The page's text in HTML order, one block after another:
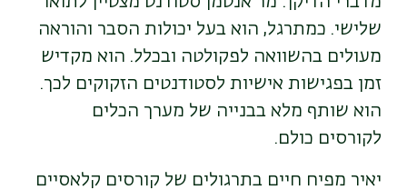
שלישי. כמתרגל, הוא בעל יכולות הסבר והוראה
מעולים בהשוואה לפקולטה ובכלל. הוא מקדיש
זמן בפגישות אישיות לסטודנטים הזקוקים לכך.
הוא שותף מלא בבנייה של מערך הכלים
לקורסים כולם.
יאיר מפיח חיים בתרגולים של קורסים קלאסיים